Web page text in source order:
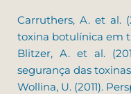
Carruthers, A. et al.
toxina botulínica em
Blitzer, A. et al.
segurança das
Wollina, U. (2011).